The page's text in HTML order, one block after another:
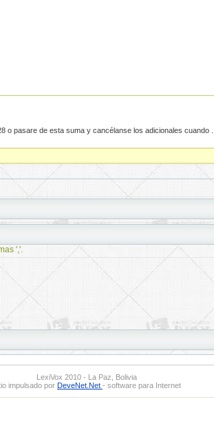
pasare de esta suma y cancélanse los adicionales cuando ...
','.
LexiVox 2010 - La Paz, Bolivia
impulsado por DeveNet.Net - software para Internet